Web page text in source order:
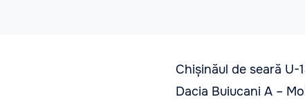
Chișinăul de seară U-
Dacia Buiucani A –